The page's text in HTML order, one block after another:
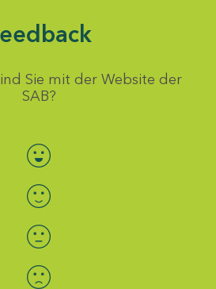
Sie mit der Website der
SAB?
Bewertung auswählen